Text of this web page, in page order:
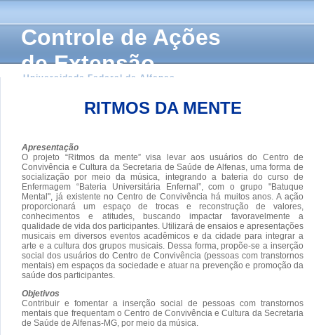
Controle de Ações
de Extensão
Universidade Federal de Alfenas
RITMOS DA MENTE
Apresentação
O projeto “Ritmos da mente” visa levar aos usuários do Centro de
Convivência e Cultura da Secretaria de Saúde de Alfenas, uma forma de
socialização por meio da música, integrando a bateria do curso de
Enfermagem “Bateria Universitária Enfernal”, com o grupo "Batuque
Mental", já existente no Centro de Convivência há muitos anos. A ação
proporcionará um espaço de trocas e reconstrução de valores,
conhecimentos e atitudes, buscando impactar favoravelmente a
qualidade de vida dos participantes. Utilizará de ensaios e apresentações
musicais em diversos eventos acadêmicos e da cidade para integrar a
arte e a cultura dos grupos musicais. Dessa forma, propõe-se a inserção
social dos usuários do Centro de Convivência (pessoas com transtornos
mentais) em espaços da sociedade e atuar na prevenção e promoção da
saúde dos participantes.
Objetivos
Contribuir e fomentar a inserção social de pessoas com transtornos
mentais que frequentam o Centro de Convivência e Cultura da Secretaria
de Saúde de Alfenas-MG, por meio da música.